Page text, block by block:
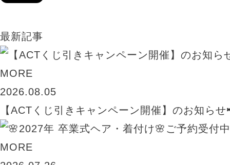
最新記事
MORE
2026.08.05
【ACTくじ引きキャンペーン開催】のお知らせ
MORE